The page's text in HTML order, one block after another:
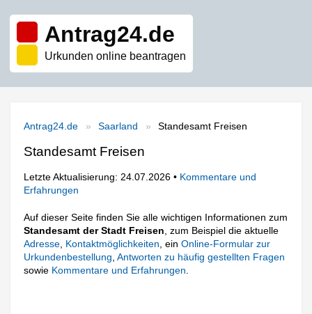
Antrag24.de
Urkunden online beantragen
Antrag24.de Saarland Standesamt Freisen
Standesamt Freisen
Letzte Aktualisierung: 24.07.2026 • Kommentare und
Erfahrungen
Auf dieser Seite finden Sie alle wichtigen Informationen zum
Standesamt der Stadt Freisen , zum Beispiel die aktuelle
Adresse Kontaktmöglichkeiten , einOnline-Formular zur
Urkundenbestellung ,Antworten zu häufig gestellten Fragen
sowie Kommentare und Erfahrungen